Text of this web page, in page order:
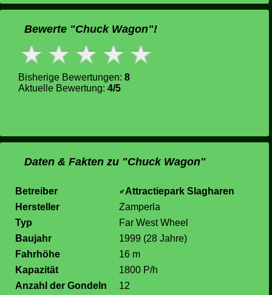
Bewerte "Chuck Wagon"!
Bisherige Bewertungen: 8
Aktuelle Bewertung: 4/5
Daten & Fakten zu "Chuck Wagon"
Betreiber
Attractiepark Slagharen
Hersteller
Zamperla
Typ
Far West Wheel
Baujahr
1999 (28 Jahre)
Fahrhöhe
16 m
Kapazität
1800 P/h
Anzahl der Gondeln
12